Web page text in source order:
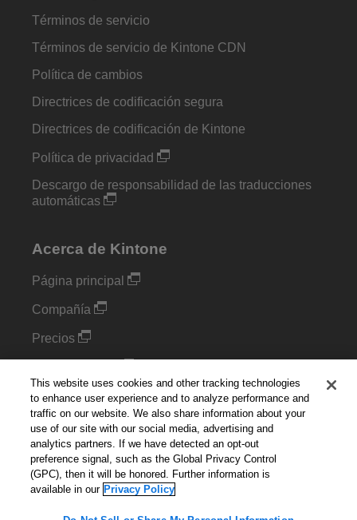
Términos de servicio
Términos de servicio de Kintone CDN
Política de cambios
Directrices de codificación segura
Directrices de codificación de Kintone
Política de privacidad
Descargo de responsabilidad de las traducciones
automáticas
Acerca de Kintone
Página principal
Compañía
Precios
Blog
Configuración de cookies
Do Not Sell or Share My Personal Information
This website uses cookies and other tracking technologies
to enhance user experience and to analyze performance and
traffic on our website. We also share information about your
use of our site with our social media, advertising and
analytics partners. If we have detected an opt-out
preference signal, such as the Global Privacy Control
(GPC), then it will be honored. Further information is
available in our Privacy Policy